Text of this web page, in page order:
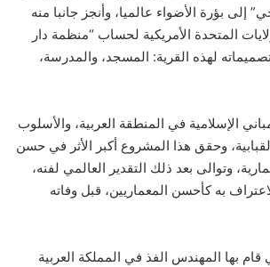
إلى بؤرة الأضواء عالميا، وأنجز جانبا منه
المتحدة الأمريكية لحساب “منظمة دار
لهذه القرية: المسجد، والمدرسة،
الإسلامية في المنطقة العربية، والأسلوب
وحقق هذا المشروع أكبر الأثر في حسن
وتوالى بعد ذلك التقدير العالمي لفنه،
به كأحسن المعماريين، قبل وفاته
بها المهندس الفذ في المملكة العربية